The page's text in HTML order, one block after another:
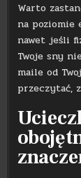
Warto
na poziomie
nawet jeśli
Twoje sny
maile od
przeczytać,